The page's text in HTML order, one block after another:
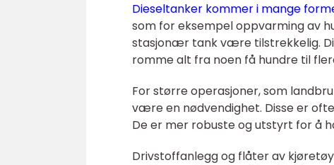
Dieseltanker kommer i mange
som for eksempel oppvarming av
stasjonær tank være tilstrekkelig.
romme alt fra noen få hundre til
For større operasjoner, som
være en nødvendighet. Disse er
De er mer robuste og utstyrt for å
Drivstoffanlegg og flåter av